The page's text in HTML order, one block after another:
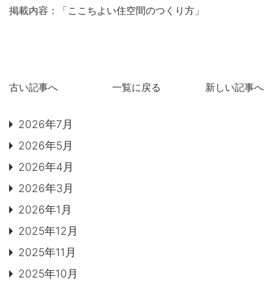
掲載内容：「ここちよい住空間のつくり方」
古い記事へ 一覧に戻る 新しい記事へ
2026年7月
2026年5月
2026年4月
2026年3月
2026年1月
2025年12月
2025年11月
2025年10月